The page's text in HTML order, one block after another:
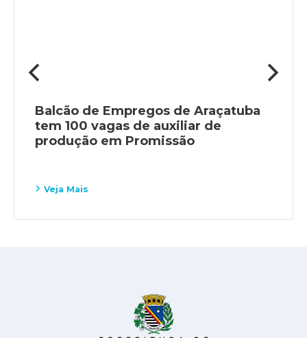
Balcão de Empregos de Araçatuba
tem 100 vagas de auxiliar de
produção em Promissão
Veja Mais